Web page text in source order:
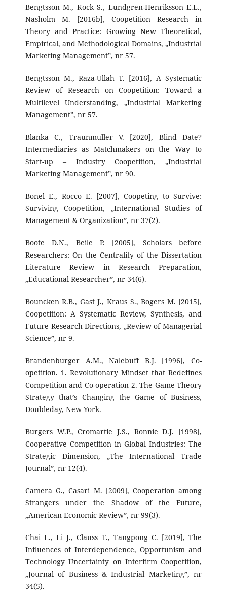
Bengtsson M., Kock S., Lundgren-Henriksson E.L.,
Nasholm M. [2016b], Coopetition Research in
Theory and Practice: Growing New Theoretical,
Empirical, and Methodological Domains, „Industrial
Marketing Management”, nr 57.
Bengtsson M., Raza-Ullah T. [2016], A Systematic
Review of Research on Coopetition: Toward a
Multilevel Understanding, „Industrial Marketing
Management”, nr 57.
Blanka C., Traunmuller V. [2020], Blind Date?
Intermediaries as Matchmakers on the Way to
Start-up – Industry Coopetition, „Industrial
Marketing Management”, nr 90.
Bonel E., Rocco E. [2007], Coopeting to Survive:
Surviving Coopetition, „International Studies of
Management & Organization”, nr 37(2).
Boote D.N., Beile P. [2005], Scholars before
Researchers: On the Centrality of the Dissertation
Literature Review in Research Preparation,
„Educational Researcher”, nr 34(6).
Bouncken R.B., Gast J., Kraus S., Bogers M. [2015],
Coopetition: A Systematic Review, Synthesis, and
Future Research Directions, „Review of Managerial
Science”, nr 9.
Brandenburger A.M., Nalebuff B.J. [1996], Co-
opetition. 1. Revolutionary Mindset that Redefines
Competition and Co-operation 2. The Game Theory
Strategy that’s Changing the Game of Business,
Doubleday, New York.
Burgers W.P., Cromartie J.S., Ronnie D.J. [1998],
Cooperative Competition in Global Industries: The
Strategic Dimension, „The International Trade
Journal”, nr 12(4).
Camera G., Casari M. [2009], Cooperation among
Strangers under the Shadow of the Future,
„American Economic Review”, nr 99(3).
Chai L., Li J., Clauss T., Tangpong C. [2019], The
Influences of Interdependence, Opportunism and
Technology Uncertainty on Interfirm Coopetition,
„Journal of Business & Industrial Marketing”, nr
34(5).